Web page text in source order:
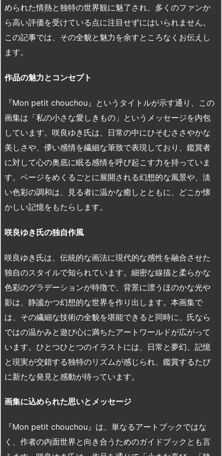
められた情熱と独特の世界観に魅了され、多くのファンか
ら高い評価を受けている点に注目せずにはいられません。
この記事では、その全貌と魅力を余すところなくお伝えし
ます。
作品の魅力とコンセプト
『Mon petit chouchou』というタイトルが示す通り、この
画集は「私の小さな愛しきもの」というメッセージを内包
しています。咲良ゆき氏は、日常の中にひそむささやかな
美しさや、儚い感情を繊細な筆致で表現しており、鑑賞者
に対して心の奥底に眠る感情を呼び起こす力を持っていま
す。ページをめくるごとに展開される幻想的な風景や、淡
い色彩の調和は、見る者に温かな癒しとともに、どこか懐
かしい記憶をもたらします。
咲良ゆき氏の独自作風
咲良ゆき氏は、伝統的な画法に現代的な感性を融合させた
独自のスタイルで知られています。細密な線描と柔らかな
色彩のグラデーションが特徴で、背景に漂うほのかな光や
影は、静謐かつ幻想的な世界を作り出します。本画集で
は、その繊細な技術の全貌を堪能できると同時に、氏なら
ではの温かみと遊び心に満ちたアートワールドが広がって
います。ひとつひとつのイラストには、日常と夢幻、記憶
と現実が交錯する独特のリズムが感じられ、鑑賞するたび
に新たな発見と感動が待っています。
画集に込められた思いとメッセージ
『Mon petit chouchou』は、単なるアートブックではな
く、作者の内面世界と向き合うためのガイドブックとも言